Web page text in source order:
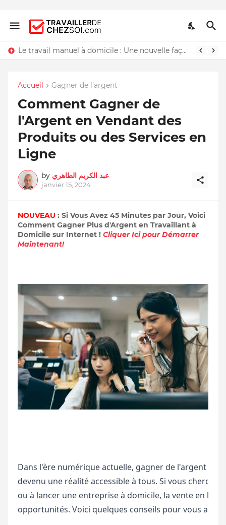
Le travail manuel à domicile : Une nouvelle façon de travailler chez soi
Accueil Gagner de l'argent
Comment Gagner de
l'Argent en Vendant des
Produits ou des Services en
Ligne
by عبد الكريم الطاهري
janvier 15, 2024
NOUVEAU : Si Vous Avez 45 Minutes par Jour, Voici
Comment Gagner Plus d'Argent en Travaillant à
Domicile sur Internet ! Cliquer Ici pour Démarrer
Maintenant!
Dans l'ère numérique actuelle, gagner de l'argent en
devenu une réalité accessible à tous. Si vous
ou à lancer une entreprise à domicile, la vente en
opportunités. Voici quelques conseils pour vous aider